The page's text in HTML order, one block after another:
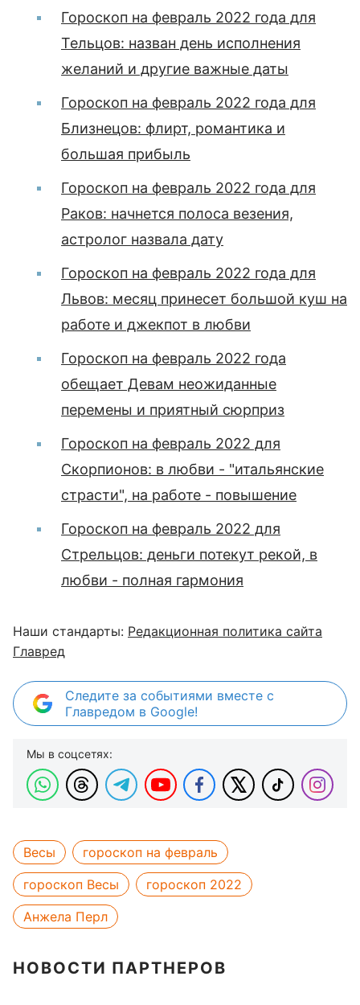
Гороскоп на февраль 2022 года для
Тельцов: назван день исполнения
желаний и другие важные даты
Гороскоп на февраль 2022 года для
Близнецов: флирт, романтика и
большая прибыль
Гороскоп на февраль 2022 года для
Раков: начнется полоса везения,
астролог назвала дату
Гороскоп на февраль 2022 года для
Львов: месяц принесет большой куш на
работе и джекпот в любви
Гороскоп на февраль 2022 года
обещает Девам неожиданные
перемены и приятный сюрприз
Гороскоп на февраль 2022 для
Скорпионов: в любви - "итальянские
страсти", на работе - повышение
Гороскоп на февраль 2022 для
Стрельцов: деньги потекут рекой, в
любви - полная гармония
Наши стандарты: Редакционная политика сайта
Главред
Следите за событиями вместе с
Главредом в Google!
Мы в соцсетях:
Весы
гороскоп на февраль
гороскоп Весы
гороскоп 2022
Анжела Перл
НОВОСТИ ПАРТНЕРОВ